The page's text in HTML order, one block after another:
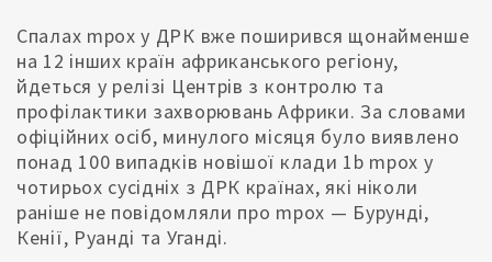
Спалах mpox у ДРК вже поширився щонайменше
на 12 інших країн африканського регіону,
йдеться у релізі Центрів з контролю та
профілактики захворювань Африки. За словами
офіційних осіб, минулого місяця було виявлено
понад 100 випадків новішої клади 1b mpox у
чотирьох сусідніх з ДРК країнах, які ніколи
раніше не повідомляли про mpox — Бурунді,
Кенії, Руанді та Уганді.